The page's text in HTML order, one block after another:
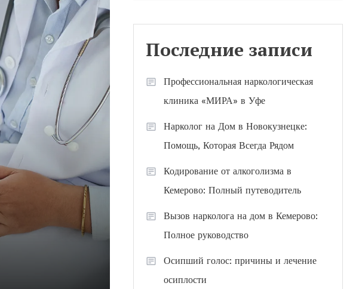
Последние записи
Профессиональная наркологическая
клиника «МИРА» в Уфе
Нарколог на Дом в Новокузнецке:
Помощь, Которая Всегда Рядом
Кодирование от алкоголизма в
Кемерово: Полный путеводитель
Вызов нарколога на дом в Кемерово:
Полное руководство
Осипший голос: причины и лечение
осиплости